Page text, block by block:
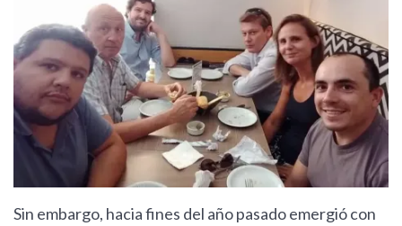
Sin embargo, hacia fines del año pasado emergió con